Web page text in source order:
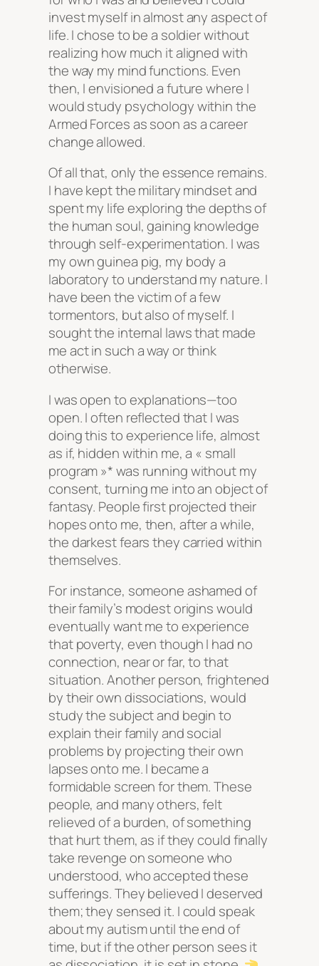
invest myself in almost any aspect of
life. I chose to be a soldier without
realizing how much it aligned with
the way my mind functions. Even
then, I envisioned a future where I
would study psychology within the
Armed Forces as soon as a career
change allowed.
Of all that, only the essence remains.
I have kept the military mindset and
spent my life exploring the depths of
the human soul, gaining knowledge
through self-experimentation. I was
my own guinea pig, my body a
laboratory to understand my nature. I
have been the victim of a few
tormentors, but also of myself. I
sought the internal laws that made
me act in such a way or think
otherwise.
I was open to explanations—too
open. I often reflected that I was
doing this to experience life, almost
as if, hidden within me, a « small
program »* was running without my
consent, turning me into an object of
fantasy. People first projected their
hopes onto me, then, after a while,
the darkest fears they carried within
themselves.
For instance, someone ashamed of
their family’s modest origins would
eventually want me to experience
that poverty, even though I had no
connection, near or far, to that
situation. Another person, frightened
by their own dissociations, would
study the subject and begin to
explain their family and social
problems by projecting their own
lapses onto me. I became a
formidable screen for them. These
people, and many others, felt
relieved of a burden, of something
that hurt them, as if they could finally
take revenge on someone who
understood, who accepted these
sufferings. They believed I deserved
them; they sensed it. I could speak
about my autism until the end of
time, but if the other person sees it